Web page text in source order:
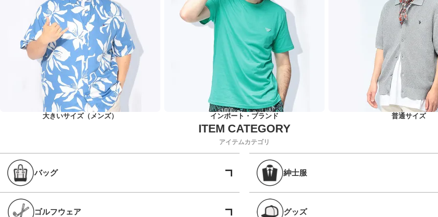
大きいサイズ（メンズ） インポート・ブランド 普通サイズ
アイテムカテゴリ
バッグ 紳士服
ゴルフウェア グッズ